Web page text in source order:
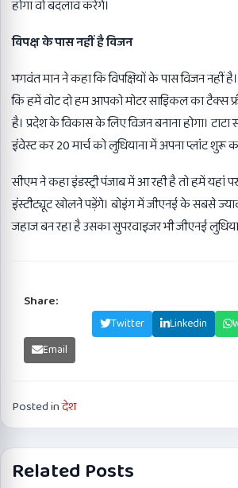
होगा वो बदलाव करेंगे।
विपक्ष के पास नहीं है विजन
भगवंत मान ने कहा कि विपक्षियों के पास विजन नहीं
कि हमें वोट दो हम आपको मोटर साइिकल का टैक्स
है। प्रदेश के विकास के लिए विजन बनाना होगा।
इंवेस्ट कर 20 मार्च को लुधियाना में अपना प्लांट शुरू
सीएम ने कहा इंडस्ट्री पंजाब में आ रही है तो हमें
इंस्टीट्यूट खोलने पड़ेंगे। बोइंग में जीएनई के सबसे
जहाज बन रहा है उसका सुपरवाइजर भी जीएनई
Share:
Twitter Linkedin
Email
Posted inदेश
Related Posts